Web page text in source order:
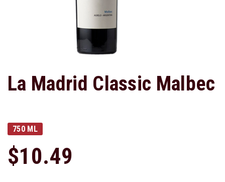
La Madrid Classic Malbec
750 ML
$10.49